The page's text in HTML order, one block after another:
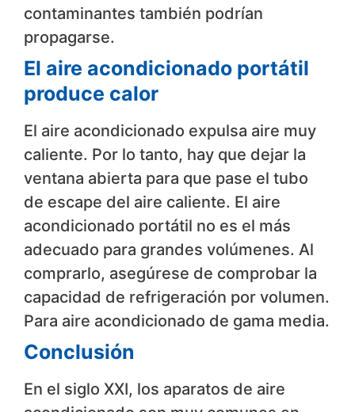
contaminantes también podrían
propagarse.
El aire acondicionado portátil
produce calor
El aire acondicionado expulsa aire muy
caliente. Por lo tanto, hay que dejar la
ventana abierta para que pase el tubo
de escape del aire caliente. El aire
acondicionado portátil no es el más
adecuado para grandes volúmenes. Al
comprarlo, asegúrese de comprobar la
capacidad de refrigeración por volumen.
Para aire acondicionado de gama media.
Conclusión
En el siglo XXI, los aparatos de aire